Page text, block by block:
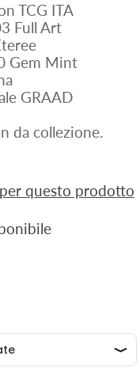
TCG ITA
Full Art
Gem Mint
GRAAD
da collezione.
questo prodotto